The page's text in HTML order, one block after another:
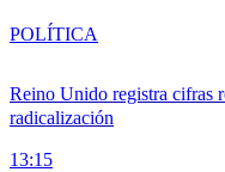
Reino Unido registra cifras
radicalización
13:15
POLÍTICA